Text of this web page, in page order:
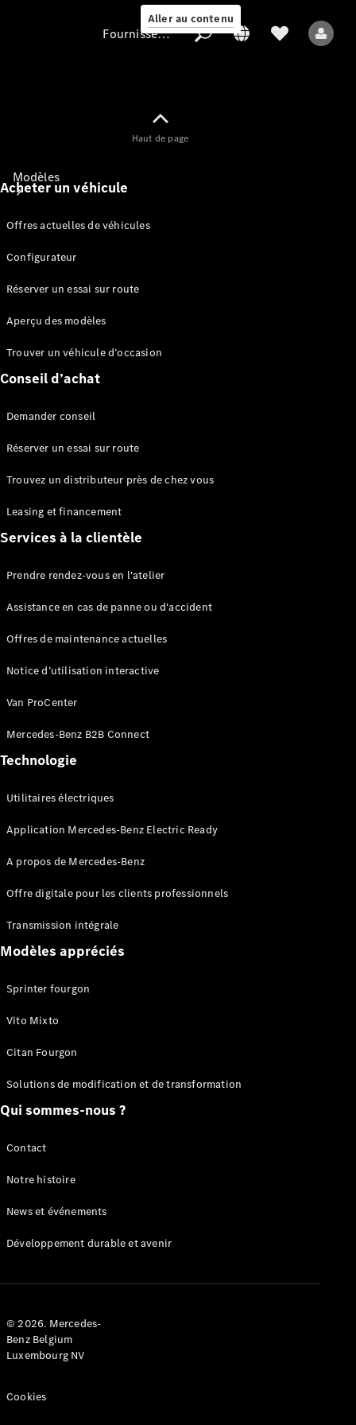
Aller au contenu
Modèles
Modèles électriques
Tous les
Sprinter
Sprinter
Sprinter
Sprinter
Cabine
Châssis
double
Châssis à
benne
Configurateur
Benz Store
Vito
Vito
Fourgon
Vito Tourer
Configurateur
Mercedes-
Citan
Configurateur
Mercedes-
Benz Store
Marco Polo
Fournisseur / Protection des données
Haut de page
Acheter un véhicule
Offres actuelles de véhicules
Configurateur
Réserver un essai sur route
Aperçu des modèles
Trouver un véhicule d’occasion
Conseil d’achat
Demander conseil
Réserver un essai sur route
Trouvez un distributeur près de chez vous
Leasing et financement
Services à la clientèle
Prendre rendez-vous en l'atelier
Assistance en cas de panne ou d'accident
Offres de maintenance actuelles
Notice d’utilisation interactive
Van ProCenter
Mercedes-Benz B2B Connect
Technologie
Utilitaires électriques
Application Mercedes-Benz Electric Ready
A propos de Mercedes-Benz
Offre digitale pour les clients professionnels
Transmission intégrale
Modèles appréciés
Sprinter fourgon
Vito Mixto
Citan Fourgon
Solutions de modification et de transformation
Qui sommes-nous ?
Contact
Notre histoire
News et événements
Développement durable et avenir
© 2026. Mercedes-
Benz Belgium
Luxembourg NV
Cookies